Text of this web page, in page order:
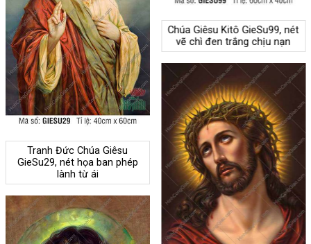
Tranh Đức Chúa Giêsu
GieSu29, nét họa ban phép
lành từ ái
Chúa Giêsu Kitô GieSu99, nét
vẽ chì đen trắng chịu nạn